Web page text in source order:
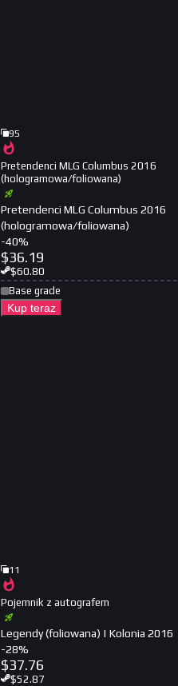
95
Pretendenci MLG Columbus 2016
(hologramowa/foliowana)
Pretendenci MLG Columbus 2016
(hologramowa/foliowana)
-40%
$36.19
$60.80
Base grade
Kup teraz
11
Pojemnik z autografem
Legendy (foliowana) | Kolonia 2016
-28%
$37.76
$52.87